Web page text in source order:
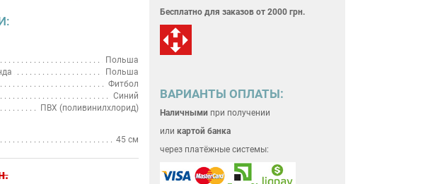
Польша
Польша
Фитбол
Синий
ПВХ (поливинилхлорид)
45 см
Бесплатно для заказов от 2000 грн.
ВАРИАНТЫ ОПЛАТЫ:
Наличнымипри получении
или картой банка
через платёжные системы: